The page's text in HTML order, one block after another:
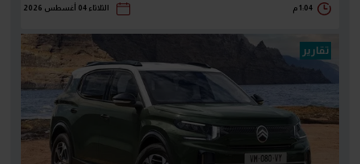
1:04 م الثلاثاء 04 أغسطس 2026
تقارير